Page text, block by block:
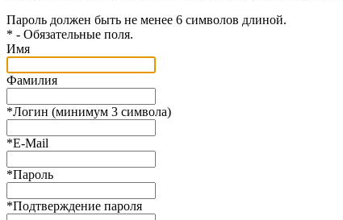
Пароль должен быть не менее 6 символов длиной.
* - Обязательные поля.
Имя
Фамилия
*Логин (минимум 3 символа)
*E-Mail
*Пароль
*Подтверждение пароля